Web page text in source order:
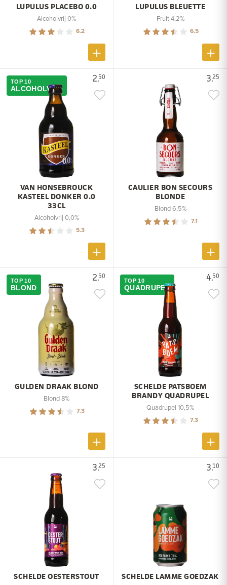
LUPULUS PLACEBO 0.0
Alcoholvrij 0%
6.2
LUPULUS BLEUETTE
Fruit 4,2%
6.5
2.50
TOP 10
ALCOHOLVRIJ
VAN HONSEBROUCK
KASTEEL DONKER 0.0
33CL
Alcoholvrij 0,0%
5.3
3.25
CAULIER BON SECOURS
BLONDE
Blond 6,5%
7.1
2.50
TOP 10
BLOND
GULDEN DRAAK BLOND
Blond 8%
7.3
4.50
TOP 10
QUADRUPEL
SCHELDE PATSBOEM
BRANDY QUADRUPEL
Quadrupel 10,5%
7.3
3.25
SCHELDE OESTERSTOUT
3.10
SCHELDE LAMME GOEDZAK